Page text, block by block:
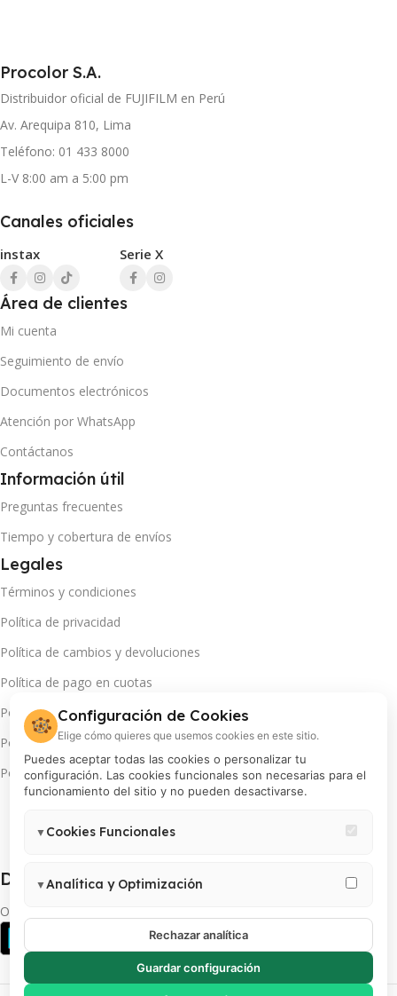
Procolor S.A.
Distribuidor oficial de FUJIFILM en Perú
Av. Arequipa 810, Lima
Teléfono: 01 433 8000
L-V 8:00 am a 5:00 pm
Canales oficiales
instax Serie X
Área de clientes
Mi cuenta
Seguimiento de envío
Documentos electrónicos
Atención por WhatsApp
Contáctanos
Información útil
Preguntas frecuentes
Tiempo y cobertura de envíos
Legales
Términos y condiciones
Política de privacidad
Política de cambios y devoluciones
Política de pago en cuotas
Política de servicio técnico
Política de promociones
Política de cookies
Descarga App(s):
Obtén más de tu INSTAX
🍪 Configuración de Cookies
Elige cómo quieres que usemos cookies en este sitio.
Puedes aceptar todas las cookies o personalizar tu
configuración. Las cookies funcionales son necesarias para el
funcionamiento del sitio y no pueden desactivarse.
▼ Cookies Funcionales
sesión, preferencias de usuario). Estas cookies no pueden
▼Analítica y Optimización
mejorar la experiencia. Incluye Google Analytics 4, Google Tag
Manager y Meta Pixel.
Rechazar analítica
Guardar configuración